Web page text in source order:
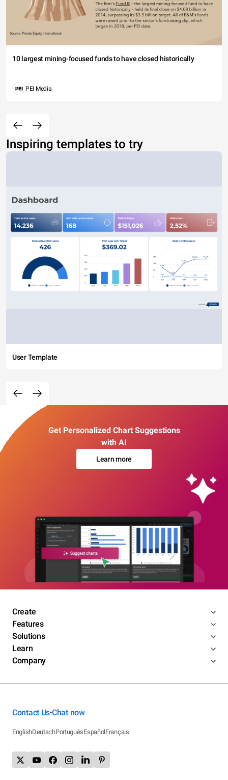
10 largest mining-focused funds to have closed historically
PEI Media
Inspiring templates to try
User Template
Get Personalized Chart Suggestions
with AI
Learn more
Create
Features
Solutions
Learn
Company
Contact Us•Chat now
EnglishDeutschPortuguêsEspañolFrançais